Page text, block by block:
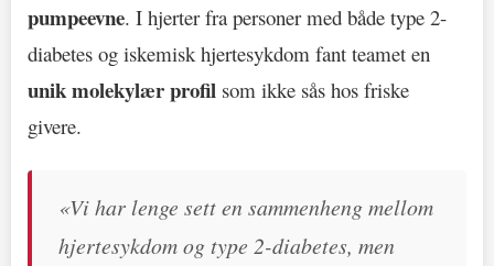
pumpeevne. I hjerter fra personer med både type 2-
diabetes og iskemisk hjertesykdom fant teamet en
unik molekylær profil som ikke sås hos friske
givere.
«Vi har lenge sett en sammenheng mellom
hjertesykdom og type 2-diabetes, men